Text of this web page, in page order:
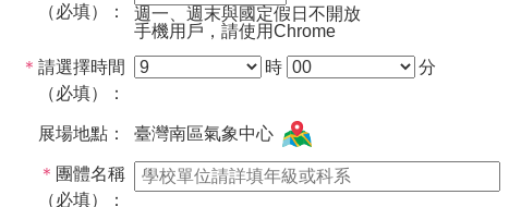
（必填）：
週一、週末與國定假日不開放
手機用戶，請使用Chrome
＊ 請選擇時間
（必填）：
時 分
展場地點： 臺灣南區氣象中心
＊ 團體名稱
（必填）：